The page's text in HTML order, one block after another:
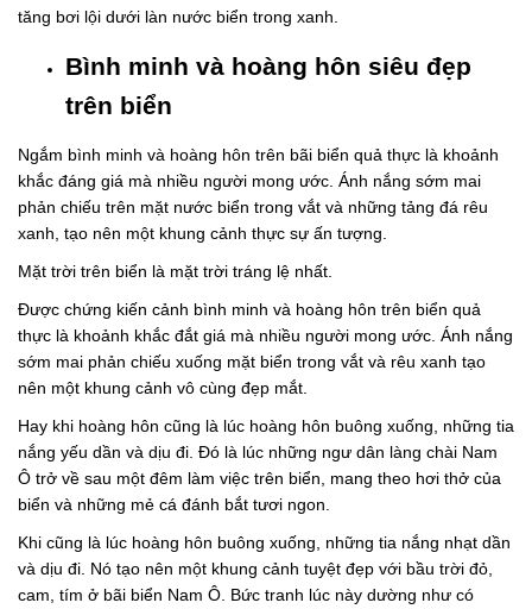
tăng bơi lội dưới làn nước biển trong xanh.
Bình minh và hoàng hôn siêu đẹp
trên biển
Ngắm bình minh và hoàng hôn trên bãi biển quả thực là khoảnh
khắc đáng giá mà nhiều người mong ước. Ánh nắng sớm mai
phản chiếu trên mặt nước biển trong vắt và những tảng đá rêu
xanh, tạo nên một khung cảnh thực sự ấn tượng.
Mặt trời trên biển là mặt trời tráng lệ nhất.
Được chứng kiến ​​cảnh bình minh và hoàng hôn trên biển quả
thực là khoảnh khắc đắt giá mà nhiều người mong ước. Ánh nắng
sớm mai phản chiếu xuống mặt biển trong vắt và rêu xanh tạo
nên một khung cảnh vô cùng đẹp mắt.
Hay khi hoàng hôn cũng là lúc hoàng hôn buông xuống, những tia
nắng yếu dần và dịu đi. Đó là lúc những ngư dân làng chài Nam
Ô trở về sau một đêm làm việc trên biển, mang theo hơi thở của
biển và những mẻ cá đánh bắt tươi ngon.
Khi cũng là lúc hoàng hôn buông xuống, những tia nắng nhạt dần
và dịu đi. Nó tạo nên một khung cảnh tuyệt đẹp với bầu trời đỏ,
cam, tím ở bãi biển Nam Ô. Bức tranh lúc này dường như có